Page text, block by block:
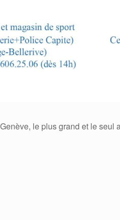
le plus grand et le seul